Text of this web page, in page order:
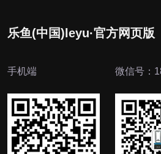
乐鱼(中国)leyu·官方网页版
手机端 微信号：